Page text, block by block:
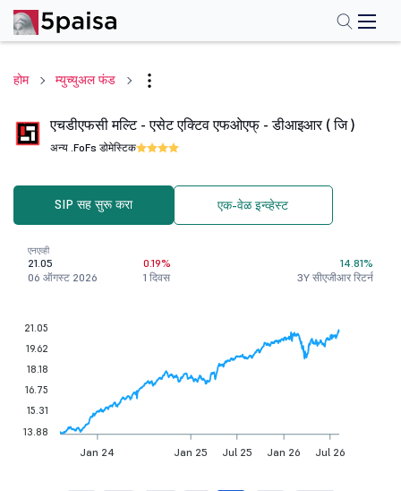
होम म्युच्युअल फंड
एचडीएफसी मल्टि - एसेट एक्टिव एफओएफ् - डीआइआर ( जि )
अन्य .FoFs डोमेस्टिक
SIP सह सुरू करा एक-वेळ इन्व्हेस्ट
एनएव्ही
21.05
06 ऑगस्ट 2026
0.19%
1 दिवस
14.81%
3Y सीएजीआर रिटर्न
Jan 24 Jan 25 Jul 25 Jan 26 Jul 26
21.05
19.62
18.18
16.75
15.31
13.88